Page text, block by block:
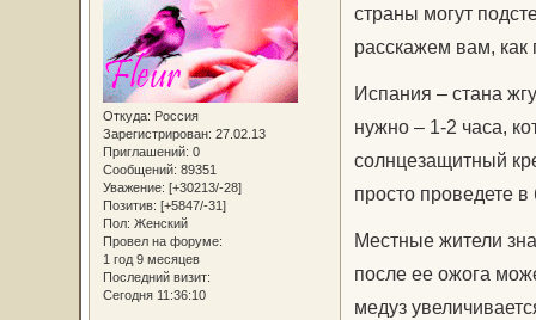
Откуда: Россия
Зарегистрирован: 27.02.13
Приглашений: 0
Сообщений: 89351
Уважение: [+30213/-28]
Позитив: [+5847/-31]
Пол: Женский
Провел на форуме:
1 год 9 месяцев
Последний визит:
Сегодня 11:36:10
страны могут
расскажем вам, как
Испания – стана
нужно – 1-2 часа,
солнцезащитный
просто проведете в
Местные жители
после ее ожога
медуз